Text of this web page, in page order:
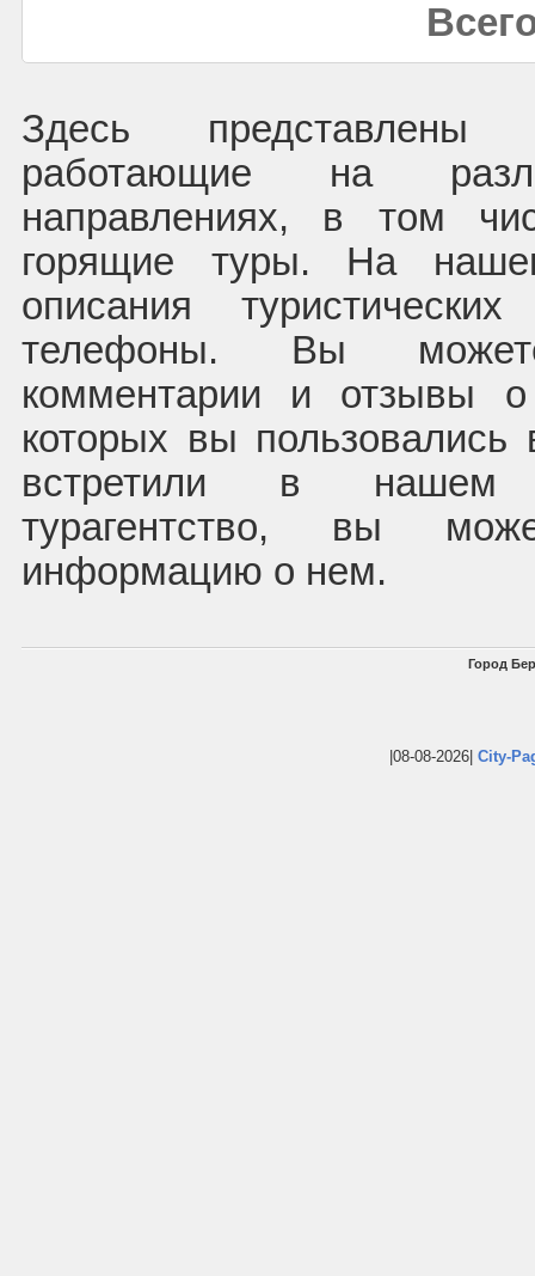
Здесь представлены
работающие на
направлениях, в том
горящие туры. На
описания
телефоны. Вы
комментарии и отзывы
которых вы
встретили в нашем
турагентство, вы
информацию о нем.
Город
|08-08-2026| City-